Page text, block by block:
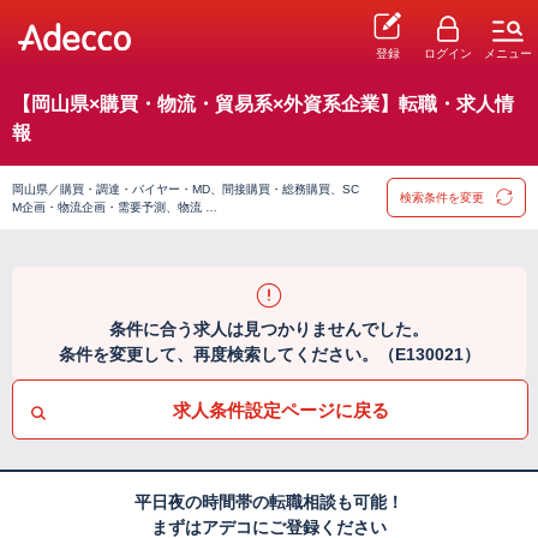
登録 ログイン メニュー
【岡山県×購買・物流・貿易系×外資系企業】転職・求人情
報
岡山県／購買・調達・バイヤー・MD、間接購買・総務購買、SC
M企画・物流企画・需要予測、物流 …
検索条件を変更
条件に合う求人は見つかりませんでした。
条件を変更して、再度検索してください。（E130021）
求人条件設定ページに戻る
平日夜の時間帯の転職相談も可能！
まずはアデコにご登録ください